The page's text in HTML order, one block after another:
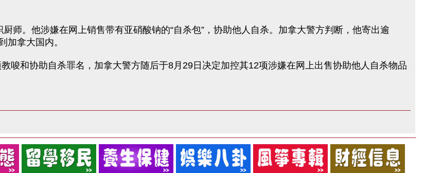
师。他涉嫌在网上销售带有亚硝酸钠的“自杀包”，协助他人自杀。加拿大警方判断，他寄出逾
加拿大国内。
唆和协助自杀罪名，加拿大警方随后于8月29日决定加控其12项涉嫌在网上出售协助他人自杀物品